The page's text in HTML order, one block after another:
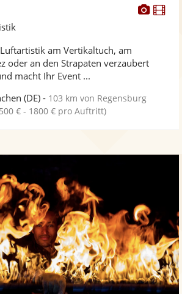
am Vertikaltuch, am
oder an den Strapaten verzaubert
macht Ihr Event ...
(DE) - 103 km von Regensburg
€ - 1800 € pro Auftritt)